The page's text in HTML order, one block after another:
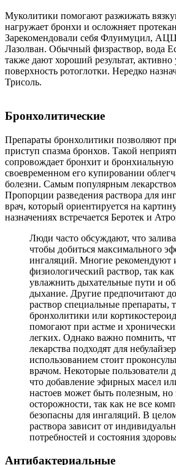
Муколитики помогают разжижать
нагружает бронхи и осложняет
Зарекомендовали себя Флуимуцил,
Лазолван. Обычный физраствор, вода
также дают хороший результат,
поверхность ротоглотки. Нередко
Трисоль.
Бронхолитические
Препараты бронхолитики позволяют
приступ спазма бронхов. Такой
сопровождает бронхит и бронхиальную
своевременном его купировании
болезни. Самым популярным
Пропорции разведения раствора для
врач, который ориентируется на
назначениях встречается Беротек и
Люди часто обсуждают, что
чтобы добиться максимального
ингаляций. Многие рекомендуют
физиологический раствор, так
увлажнить дыхательные пути и
дыхание. Другие предпочитают
раствор специальные препараты,
бронхолитики или
помогают при астме и
легких. Однако важно помнить,
лекарства подходят для
использованием стоит
врачом. Некоторые пользователи
что добавление эфирных масел
настоев может быть полезным, но
осторожности, так как не все
безопасны для ингаляций. В
раствора зависит от
потребностей и состояния
Антибактериальные